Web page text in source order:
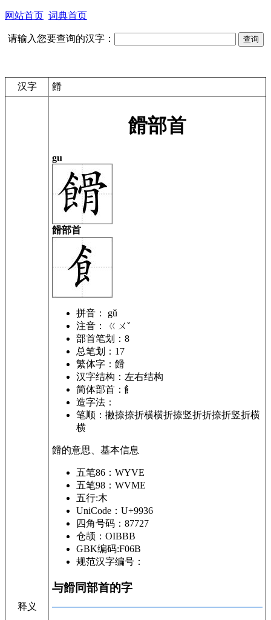
网站首页 词典首页
请输入您要查询的汉字：
汉字 餶
释义
餶部首
gu
餶部首
拼音：
gǔ
注音：
ㄍㄨˇ
部首笔划： 8
总笔划： 17
繁体字： 餶
汉字结构： 左右结构
简体部首：飠
造字法：
笔顺： 撇捺捺折横横折捺竖折折捺折竖折横
横
餶的意思、基本信息
五笔86：WYVE
五笔98：WVME
五行:木
UniCode：U+9936
四角号码：87727
仓颉：OIBBB
GBK编码:F06B
规范汉字编号：
与餶同部首的字